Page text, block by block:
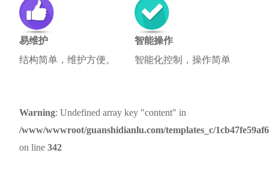
易维护
结构简单，维护方便。
智能操作
智能化控制，操作简单
Warning: Undefined array key "content" in
/www/wwwroot/guanshidianlu.com/templates_c/
on line 342